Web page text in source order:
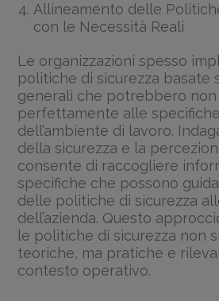
Allineamento delle
con le Necessità Reali
Le organizzazioni spesso
politiche di sicurezza basate
generali che potrebbero non
perfettamente alle
dell’ambiente di lavoro.
della sicurezza e la
consente di raccogliere
specifiche che possono
delle politiche di sicurezza
dell’azienda. Questo
le politiche di sicurezza non
teoriche, ma pratiche e
contesto operativo.